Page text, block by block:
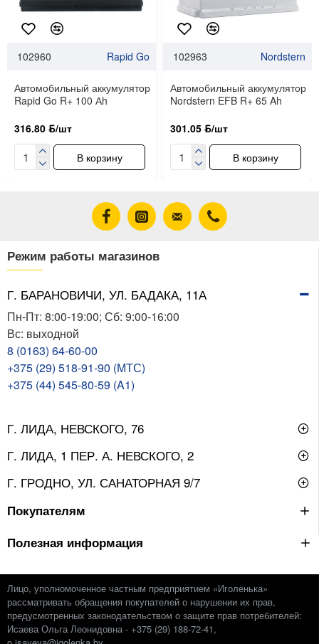
102960 Rapid Go
Автомобильный аккумулятор
Rapid Go R+ 100 Аh
316.80 ƃ/шт
В корзину
102963 Nordstern
Автомобильный аккумулятор
Nordstern EFB R+ 65 Ah
301.05 ƃ/шт
В корзину
Режим работы магазинов
Г. БАРАНОВИЧИ, УЛ. БАДАКА, 11А
Пн-Пт: 8:00-19:00; Сб: 9:00-16:00
Вс: выходной
8 (0163) 64-60-00
+375 (29) 518-91-90 (МТС)
+375 (44) 545-80-59 (A1)
Г. ЛИДА, НЕВСКОГО, 76
Г. ЛИДА, 1 ПЕР. А. НЕВСКОГО, 2
Г. ГРОДНО, УЛ. САНАТОРНАЯ 9/7
Покупателям
Полезная информация
Лицо, уполномоченное частным предприятием «Иголенька»
рассматривать обращения покупателей о нарушении их прав,
предусмотренных законодательством о защите прав потребителей:
Исаева Ольга Леонидовна - +375 (29) 188-72-41,